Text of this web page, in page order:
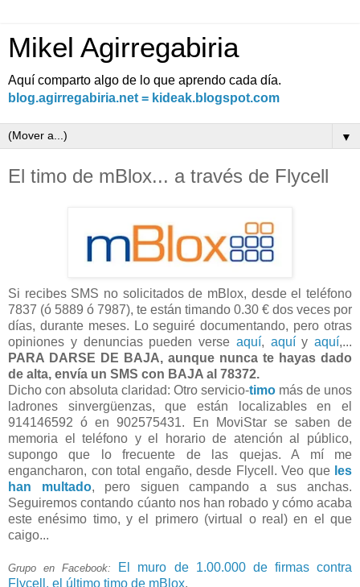
Mikel Agirregabiria
Aquí comparto algo de lo que aprendo cada día.
blog.agirregabiria.net = kideak.blogspot.com
▼
El timo de mBlox... a través de Flycell
Si recibes SMS no solicitados de mBlox, desde el teléfono
7837 (ó 5889 ó 7987), te están timando 0.30 € dos veces por
días, durante meses. Lo seguiré documentando, pero otras
opiniones y denuncias pueden verse aquí, aquíy aquí,...
PARA DARSE DE BAJA, aunque nunca te hayas dado
de alta, envía un SMS con BAJA al 78372.
Dicho con absoluta claridad: Otro servicio-timo más de unos
ladrones sinvergüenzas, que están localizables en el
914146592 ó en 902575431. En MoviStar se saben de
memoria el teléfono y el horario de atención al público,
supongo que lo frecuente de las quejas. A mí me
engancharon, con total engaño, desde Flycell. Veo que les
han multado, pero siguen campando a sus anchas.
Seguiremos contando cúanto nos han robado y cómo acaba
este enésimo timo, y el primero (virtual o real) en el que
caigo...
Grupo en Facebook:
El muro de 1.00.000 de firmas contra
Flycell, el último timo de mBlox.